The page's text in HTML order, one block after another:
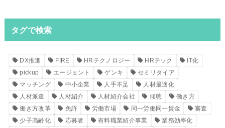
タグで検索
DX推進 FIRE HRテクノロジー HRテック
IT化
pickup
エージェント ゲンキ
セミリタイア
マッチング
中小企業 人手不足
人材最適化
人材派遣
人材紹介 人材紹介会社 傾聴
働き方
働き方改革
免許 労働市場 同一労働同一賃金
審査
少子高齢化
応募者 有料職業紹介事業
業務効率化